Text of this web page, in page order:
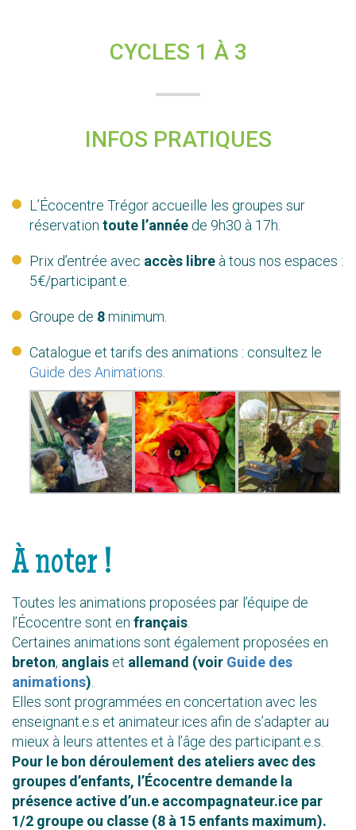
CYCLES 1 À 3
INFOS PRATIQUES
L’Écocentre Trégor accueille les groupes sur
réservation toute l’année de 9h30 à 17h.
Prix d’entrée avec accès libre à tous nos espaces :
5€/participant.e.
Groupe de 8minimum.
Catalogue et tarifs des animations : consultez le
Guide des Animations
À noter !
Toutes les animations proposées par l’équipe de
l’Écocentre sont en français
Certaines animations sont également proposées en
breton, anglais et allemand (voir Guide des
animations)
Elles sont programmées en concertation avec les
enseignant.e.s et animateur.ices afin de s’adapter au
mieux à leurs attentes et à l’âge des participant.e.s.
Pour le bon déroulement des ateliers avec des
groupes d’enfants, l’Écocentre demande la
présence active d’un.e accompagnateur.ice par
1/2 groupe ou classe (8 à 15 enfants maximum).